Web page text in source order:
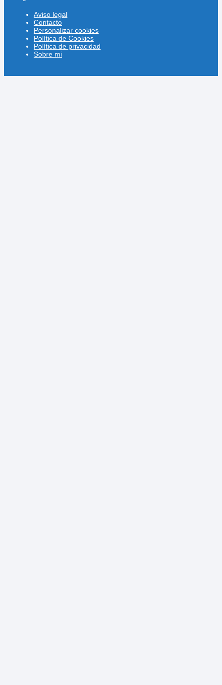
Aviso legal
Contacto
Personalizar cookies
Política de Cookies
Política de privacidad
Sobre mi